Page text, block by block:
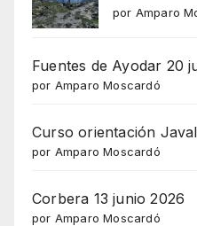
por Amparo
Fuentes de Ayodar 20
por Amparo Moscardó
Curso orientación
por Amparo Moscardó
Corbera 13 junio 2026
por Amparo Moscardó